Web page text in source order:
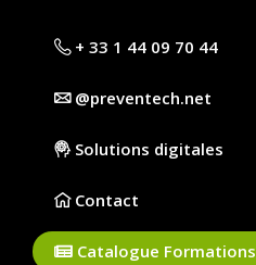
+ 33 1 44 09 70 44
@preventech.net
Solutions digitales
Contact
Catalogue Formations